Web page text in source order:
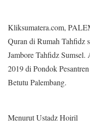
Kliksumatera.com,
Quran di Rumah Tahfidz
Jambore Tahfidz
2019 di Pondok
Betutu Palembang.
Menurut Ustadz Hoiril